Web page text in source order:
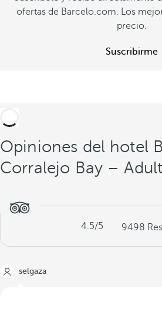
ofertas de Barcelo.com. Los
precio.
Suscribirme
Opiniones del hotel
Corralejo Bay –
4.5/5 9498
selgaza